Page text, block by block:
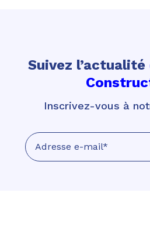
Suivez l’actualité
Inscrivez-vous à